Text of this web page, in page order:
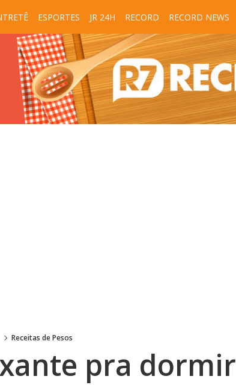
ESPORTES JR 24H RECORD RECORD NEWS
Receitas de Pesos
pra dormir